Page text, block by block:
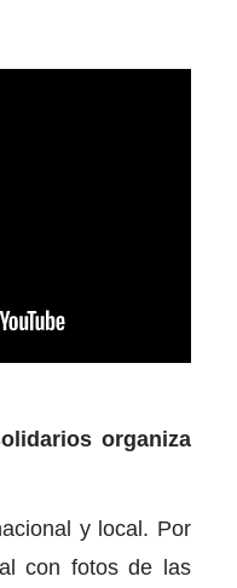
organiza
y local. Por
con fotos de las